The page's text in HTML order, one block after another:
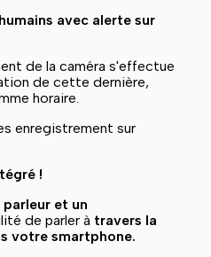
avec alerte sur
de la caméra s'effectue
de cette dernière,
horaire.
enregistrement sur
!
parleur et un
de parler à travers la
votre smartphone.